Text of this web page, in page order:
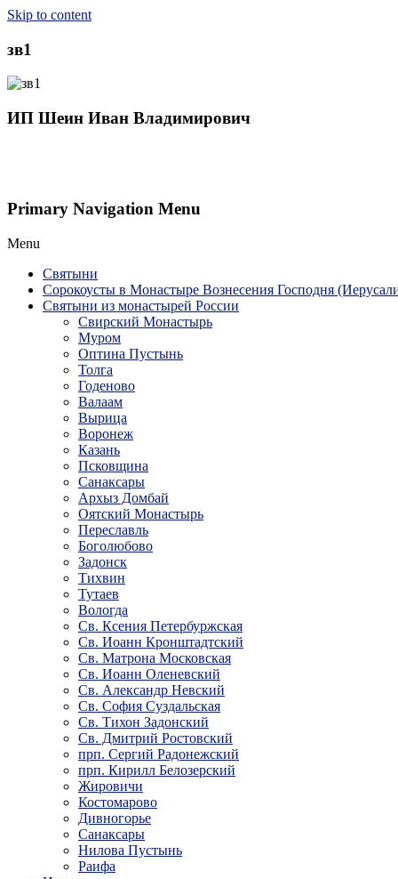
Skip to content
зв1
ИП Шеин Иван Владимирович
Primary Navigation Menu
Menu
Святыни
Сорокоусты в Монастыре Вознесения Господня
Святыни из монастырей России
Свирский Монастырь
Муром
Оптина Пустынь
Толга
Годеново
Валаам
Вырица
Воронеж
Казань
Псковщина
Санаксары
Архыз Домбай
Оятский Монастырь
Переславль
Боголюбово
Задонск
Тихвин
Тутаев
Вологда
Св. Ксения Петербуржская
Св. Иоанн Кронштадтский
Св. Матрона Московская
Св. Иоанн Оленевский
Св. Александр Невский
Св. София Суздальская
Св. Тихон Задонский
Св. Дмитрий Ростовский
прп. Сергий Радонежский
прп. Кирилл Белозерский
Жировичи
Костомарово
Дивногорье
Санаксары
Нилова Пустынь
Раифа